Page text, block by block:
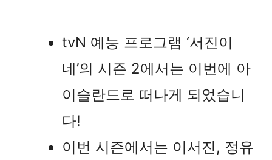
tvN 예능 프로그램 ‘서진이
네’의 시즌 2에서는 이번에 아
이슬란드로 떠나게 되었습니
다!
이번 시즌에서는 이서진, 정유